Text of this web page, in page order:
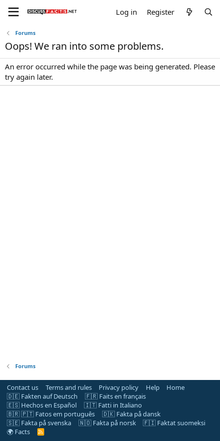
Log in Register
Forums
Oops! We ran into some problems.
An error occurred while the page was being generated. Please
try again later.
Forums
Contact us Terms and rules Privacy policy Help
Home
🇩🇪 Fakten auf Deutsch
🇫🇷 Faits en français
🇪🇸 Hechos en Español
🇮🇹 Fatti in Italiano
🇧🇷 🇵🇹 Fatos em português
🇩🇰 Fakta på dansk
🇸🇪 Fakta på svenska
🇳🇴 Fakta på norsk
🇫🇮 Faktat suomeksi
🌍 Facts
R